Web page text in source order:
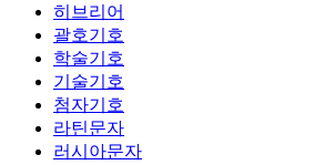
히브리어
괄호기호
학술기호
기술기호
첨자기호
라틴문자
러시아문자